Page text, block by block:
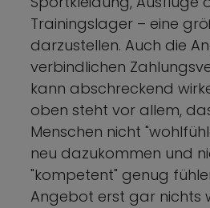
Trainingslager – eine
darzustellen. Auch die
verbindlichen
kann abschreckend
oben steht vor allem,
Menschen nicht
neu dazukommen und
"kompetent" genug
Angebot erst gar nichts